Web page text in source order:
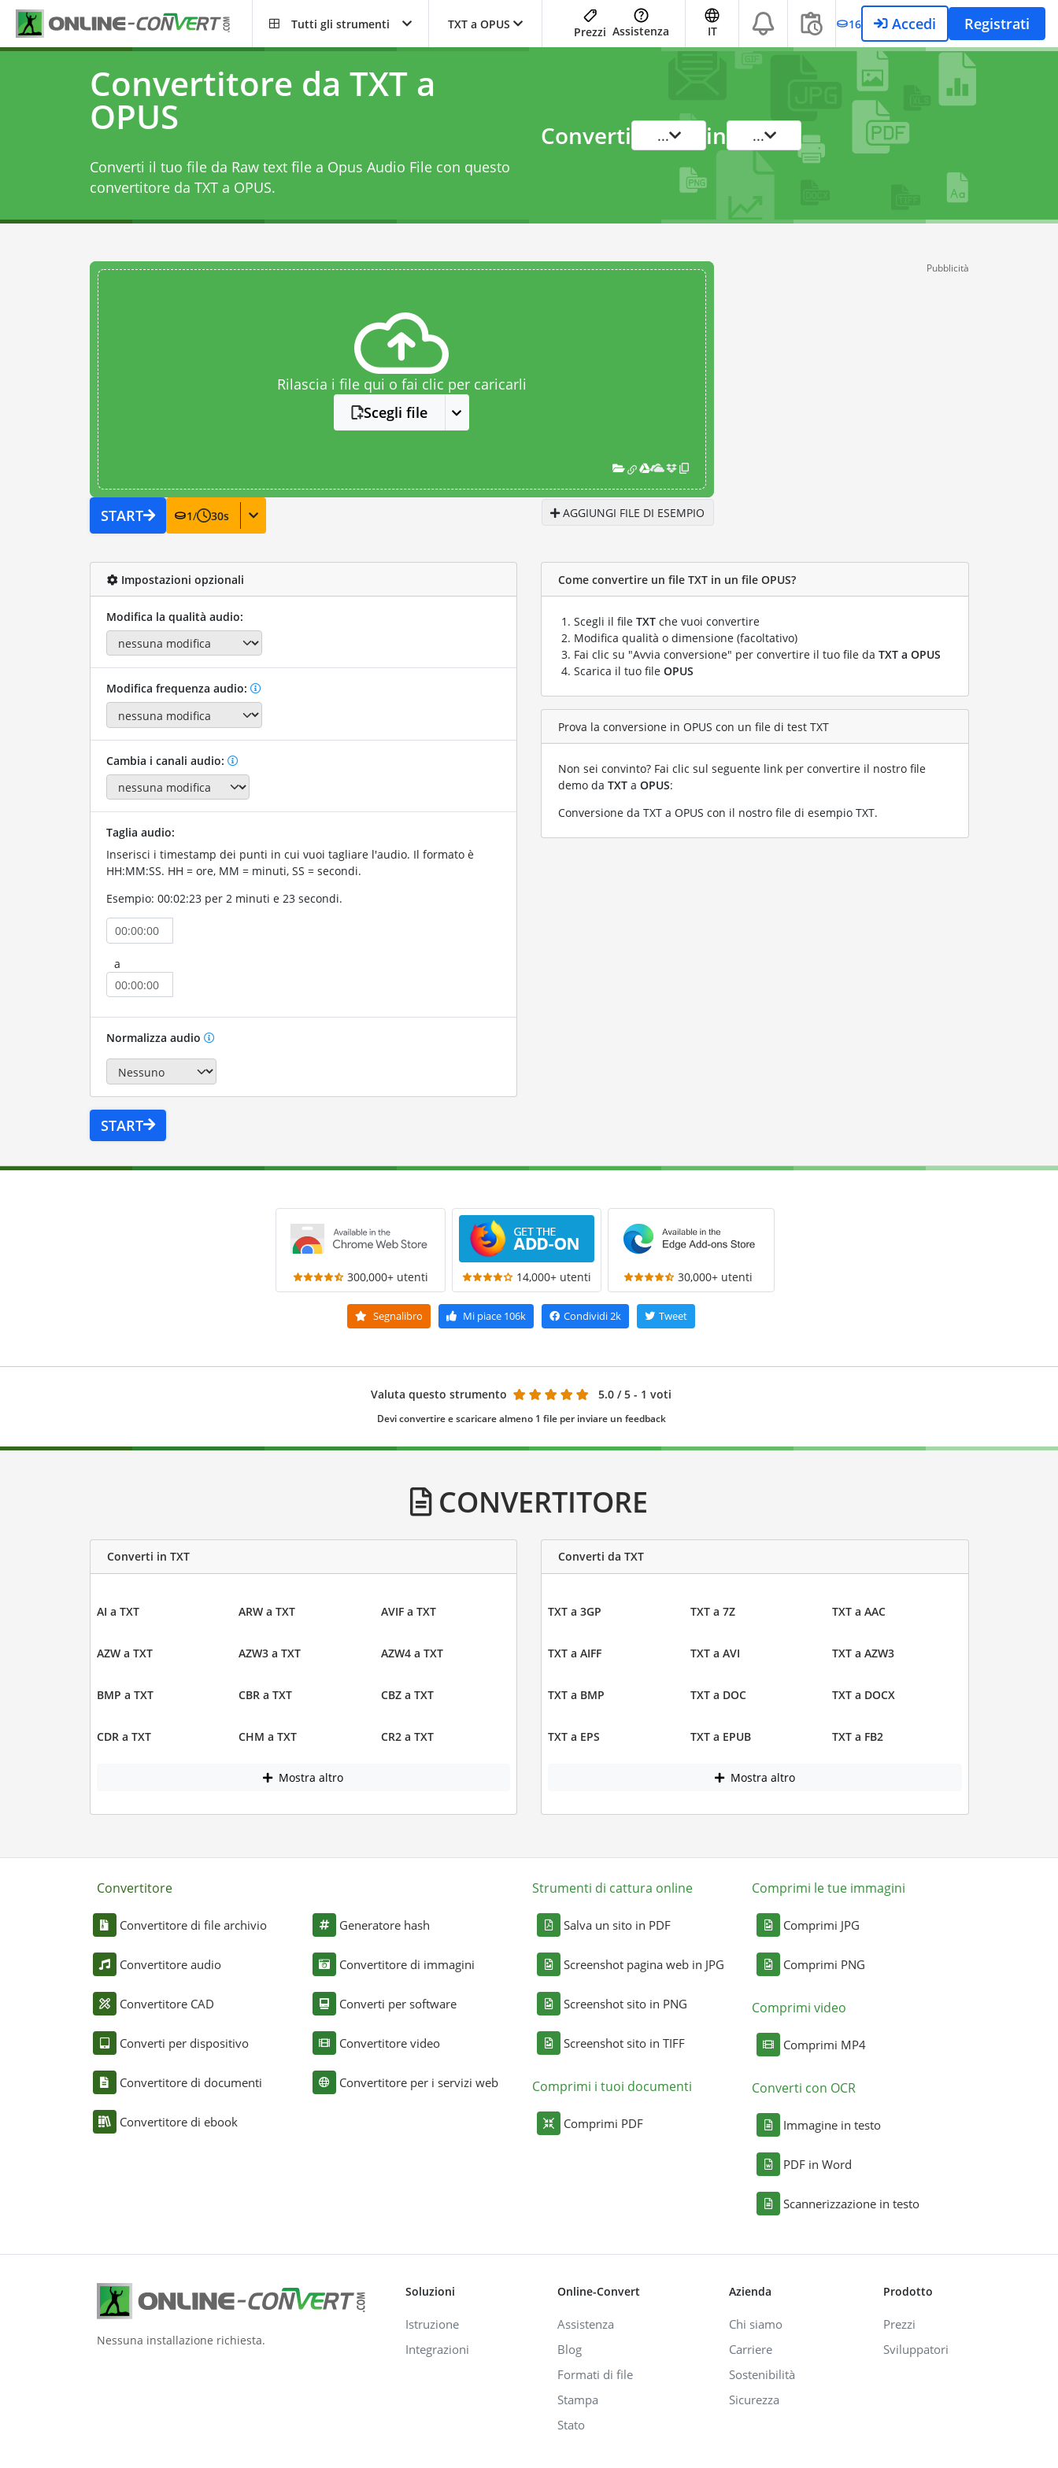
Tutti gli strumenti TXT a OPUS
Prezzi Assistenza IT 16 Accedi Registrati
Convertitore da TXT a
OPUS
Converti il tuo file da Raw text file a Opus Audio File con questo
convertitore da TXT a OPUS.
Converti ... in ...
Rilascia i file qui o fai clic per caricarli
Scegli file
START 1/ 30s AGGIUNGI FILE DI ESEMPIO
Pubblicità
Impostazioni opzionali
Modifica la qualità audio:
Modifica frequenza audio:
Cambia i canali audio:
Taglia audio:
Inserisci i timestamp dei punti in cui vuoi tagliare l'audio. Il formato è
HH:MM:SS. HH = ore, MM = minuti, SS = secondi.
Esempio: 00:02:23 per 2 minuti e 23 secondi.
a
Normalizza audio
START
Come convertire un file TXT in un file OPUS?
Scegli il file TXT che vuoi convertire
Modifica qualità o dimensione (facoltativo)
Fai clic su "Avvia conversione" per convertire il tuo file da TXT a OPUS
Scarica il tuo file OPUS
Prova la conversione in OPUS con un file di test TXT
Non sei convinto? Fai clic sul seguente link per convertire il nostro file
demo da TXT a OPUS:
Conversione da TXT a OPUS con il nostro file di esempio TXT.
300,000+ utenti 14,000+ utenti 30,000+ utenti
Segnalibro Mi piace 106k Condividi2k Tweet
Valuta questo strumento 5.0 / 5 - 1 voti
Devi convertire e scaricare almeno 1 file per inviare un feedback
CONVERTITORE
Converti in TXT
AI a TXT ARW a TXT AVIF a TXT
AZW a TXT AZW3 a TXT AZW4 a TXT
BMP a TXT CBR a TXT CBZ a TXT
CDR a TXT CHM a TXT CR2 a TXT
Mostra altro
Converti da TXT
TXT a 3GP TXT a 7Z TXT a AAC
TXT a AIFF TXT a AVI TXT a AZW3
TXT a BMP TXT a DOC TXT a DOCX
TXT a EPS TXT a EPUB TXT a FB2
Mostra altro
Convertitore
Convertitore di file archivio
Convertitore audio
Convertitore CAD
Converti per dispositivo
Convertitore di documenti
Convertitore di ebook
Generatore hash
Convertitore di immagini
Converti per software
Convertitore video
Convertitore per i servizi web
Strumenti di cattura online
Salva un sito in PDF
Screenshot pagina web in JPG
Screenshot sito in PNG
Screenshot sito in TIFF
Comprimi i tuoi documenti
Comprimi PDF
Comprimi le tue immagini
Comprimi JPG
Comprimi PNG
Comprimi video
Comprimi MP4
Converti con OCR
Immagine in testo
PDF in Word
Scannerizzazione in testo
Nessuna installazione richiesta.
Soluzioni
Istruzione
Integrazioni
Online-Convert
Assistenza
Blog
Formati di file
Stampa
Stato
Azienda
Chi siamo
Carriere
Sostenibilità
Sicurezza
Prodotto
Prezzi
Sviluppatori